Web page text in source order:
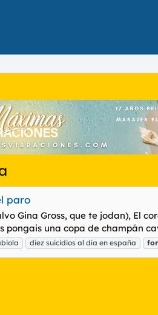
paro
Gina Gross, que te jodan), El
pongais una copa de champán
diez suicidios al día en españa